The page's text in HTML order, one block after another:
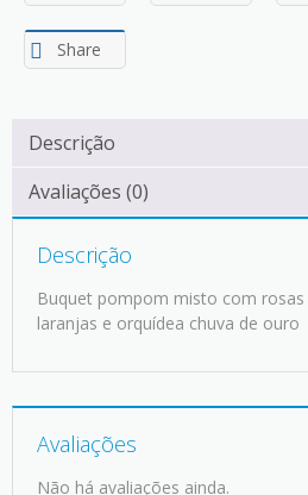
Share
Descrição
Avaliações (0)
Descrição
Buquet pompom misto com rosas
laranjas e orquídea chuva de ouro
Avaliações
Não há avaliações ainda.